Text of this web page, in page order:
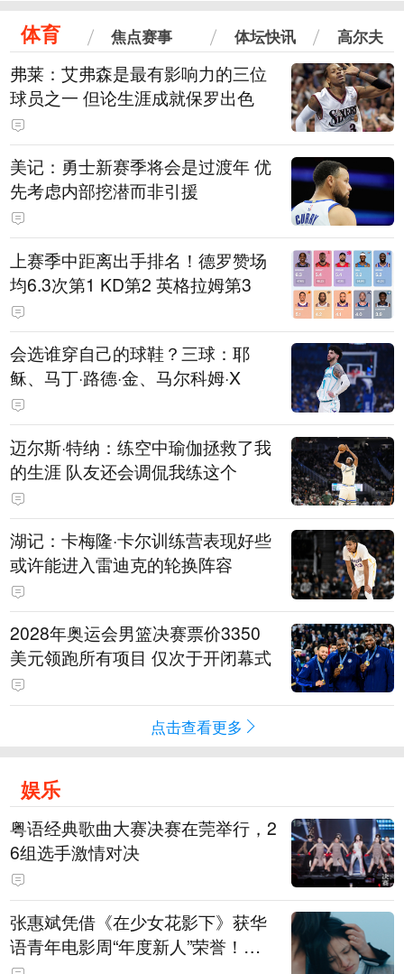
体育 焦点赛事 体坛快讯 高尔夫
弗莱：艾弗森是最有影响力的三位
球员之一 但论生涯成就保罗出色
美记：勇士新赛季将会是过渡年 优
先考虑内部挖潜而非引援
上赛季中距离出手排名！德罗赞场
均6.3次第1 KD第2 英格拉姆第3
会选谁穿自己的球鞋？三球：耶
稣、马丁·路德·金、马尔科姆·X
迈尔斯·特纳：练空中瑜伽拯救了我
的生涯 队友还会调侃我练这个
湖记：卡梅隆·卡尔训练营表现好些
或许能进入雷迪克的轮换阵容
2028年奥运会男篮决赛票价3350
美元领跑所有项目 仅次于开闭幕式
点击查看更多
娱乐
粤语经典歌曲大赛决赛在莞举行，2
6组选手激情对决
张惠斌凭借《在少女花影下》获华
语青年电影周“年度新人”荣誉！该